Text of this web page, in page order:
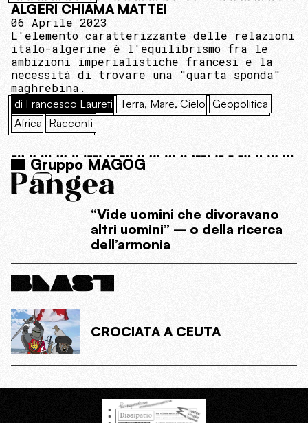
ALGERI CHIAMA MATTEI
06 Aprile 2023
L'elemento caratterizzante delle relazioni
italo-algerine è l'equilibrismo fra le
ambizioni imperialistiche francesi e la
necessità di trovare una "quarta sponda"
maghrebina.
di Francesco Laureti Terra, Mare, Cielo Geopolitica
Africa Racconti
Gruppo MAGOG
“Vide uomini che divoravano
altri uomini” – o della ricerca
dell’armonia
CROCIATA A CEUTA